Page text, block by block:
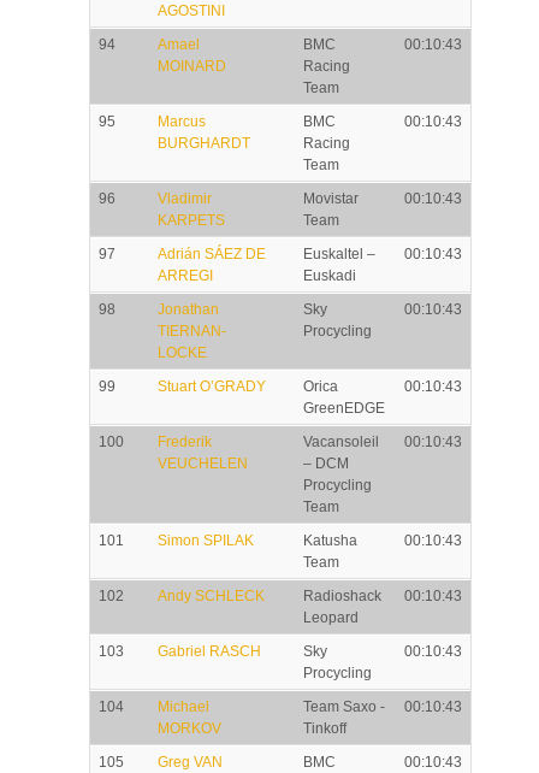
AGOSTINI
94
Amael
MOINARD
BMC
Racing
Team
00:10:43
95
Marcus
BURGHARDT
BMC
Racing
Team
00:10:43
96
Vladimir
KARPETS
Movistar
Team
00:10:43
97
Adrián SÁEZ DE
ARREGI
Euskaltel –
Euskadi
00:10:43
98
Jonathan
TIERNAN-
LOCKE
Sky
Procycling
00:10:43
99 Stuart O’GRADY
Orica
GreenEDGE
00:10:43
100
Frederik
VEUCHELEN
Vacansoleil
– DCM
Procycling
Team
00:10:43
101 Simon SPILAK
Katusha
Team
00:10:43
102 Andy SCHLECK
Radioshack
Leopard
00:10:43
103 Gabriel RASCH
Sky
Procycling
00:10:43
104
Michael
MORKOV
Team Saxo -
Tinkoff
00:10:43
105
Greg VAN
BMC
00:10:43